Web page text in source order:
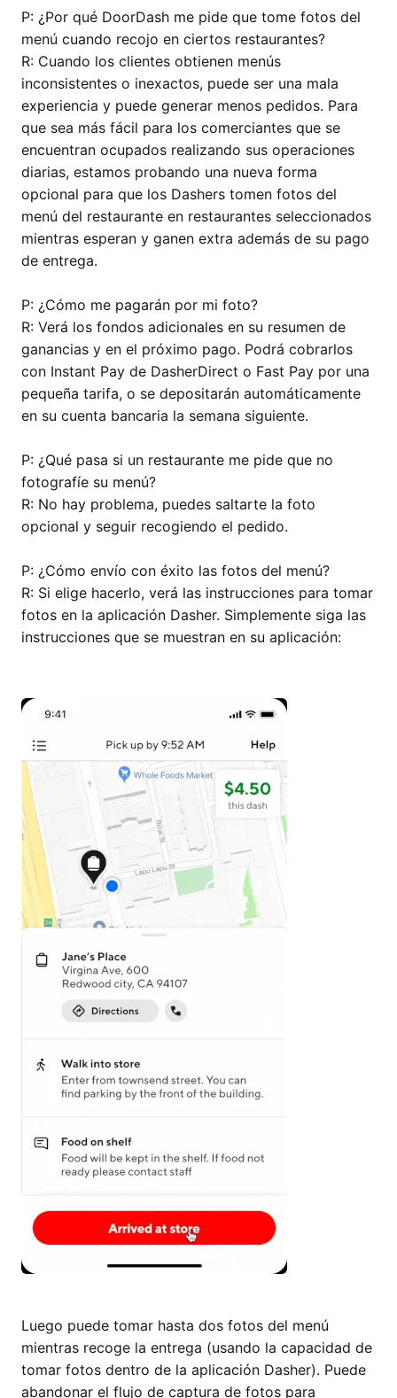
P: ¿Por qué DoorDash me pide que tome fotos del
menú cuando recojo en ciertos restaurantes?
R: Cuando los clientes obtienen menús
inconsistentes o inexactos, puede ser una mala
experiencia y puede generar menos pedidos. Para
que sea más fácil para los comerciantes que se
encuentran ocupados realizando sus operaciones
diarias, estamos probando una nueva forma
opcional para que los Dashers tomen fotos del
menú del restaurante en restaurantes seleccionados
mientras esperan y ganen extra además de su pago
de entrega.
P: ¿Cómo me pagarán por mi foto?
R: Verá los fondos adicionales en su resumen de
ganancias y en el próximo pago. Podrá cobrarlos
con Instant Pay de DasherDirect o Fast Pay por una
pequeña tarifa, o se depositarán automáticamente
en su cuenta bancaria la semana siguiente.
P: ¿Qué pasa si un restaurante me pide que no
fotografíe su menú?
R: No hay problema, puedes saltarte la foto
opcional y seguir recogiendo el pedido.
P: ¿Cómo envío con éxito las fotos del menú?
R: Si elige hacerlo, verá las instrucciones para tomar
fotos en la aplicación Dasher. Simplemente siga las
instrucciones que se muestran en su aplicación:
Luego puede tomar hasta dos fotos del menú
mientras recoge la entrega (usando la capacidad de
tomar fotos dentro de la aplicación Dasher). Puede
abandonar el flujo de captura de fotos para